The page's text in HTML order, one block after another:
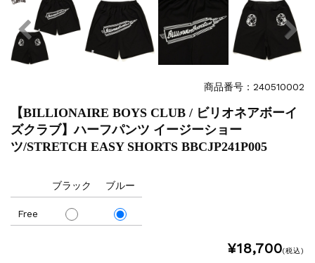
商品番号：240510002
【BILLIONAIRE BOYS CLUB / ビリオネアボーイ
ズクラブ】ハーフパンツ イージーショー
ツ/STRETCH EASY SHORTS BBCJP241P005
Free
ブラック ブルー
¥18,700(税込)